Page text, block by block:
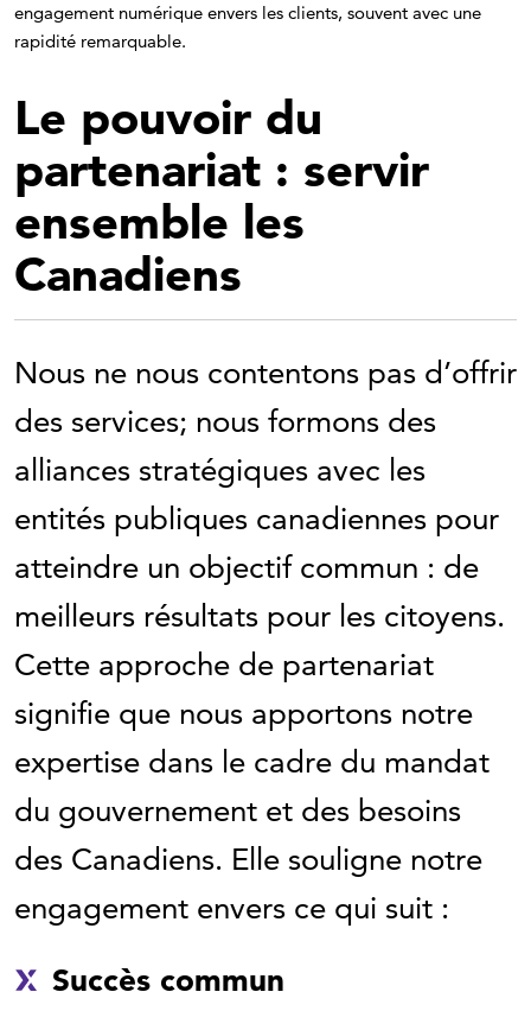
engagement numérique envers les clients, souvent avec une
rapidité remarquable.
Le pouvoir du
partenariat : servir
ensemble les
Canadiens
Nous ne nous contentons pas d’offrir
des services; nous formons des
alliances stratégiques avec les
entités publiques canadiennes pour
atteindre un objectif commun : de
meilleurs résultats pour les citoyens.
Cette approche de partenariat
signifie que nous apportons notre
expertise dans le cadre du mandat
du gouvernement et des besoins
des Canadiens. Elle souligne notre
engagement envers ce qui suit :
Succès commun